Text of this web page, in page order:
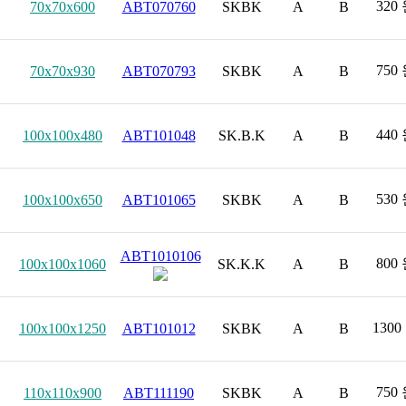
70x70x600 ABT070760 SKBK A B 320
70x70x930 ABT070793 SKBK A B 750
100x100x480 ABT101048 SK.B.K A B 440
100x100x650 ABT101065 SKBK A B 530
100x100x1060
ABT1010106
SK.K.K A B 800
100x100x1250 ABT101012 SKBK A B 1300
110x110x900 ABT111190 SKBK A B 750